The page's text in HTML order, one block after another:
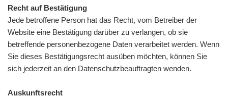
Recht auf Bestätigung
Jede betroffene Person hat das Recht, vom Betreiber der
Website eine Bestätigung darüber zu verlangen, ob sie
betreffende personenbezogene Daten verarbeitet werden. Wenn
Sie dieses Bestätigungsrecht ausüben möchten, können Sie
sich jederzeit an den Datenschutzbeauftragten wenden.
Auskunftsrecht